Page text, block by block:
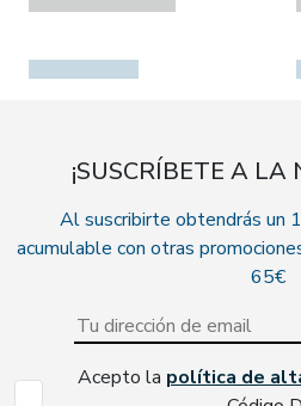
¡SUSCRÍBETE A
Al suscribirte obtendrás un
acumulable con otras
65€
Acepto la política de